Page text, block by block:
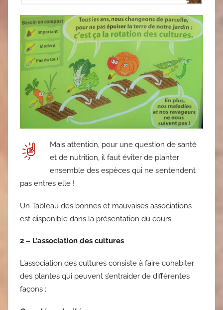
Mais attention, pour une question de santé
et de nutrition, il faut éviter de planter
ensemble des espèces qui ne s’entendent
pas entres elle !
Un Tableau des bonnes et mauvaises associations
est disponible dans la présentation du cours.
2 – L’association des cultures
L’association des cultures consiste à faire cohabiter
des plantes qui peuvent s’entraider de différentes
façons :